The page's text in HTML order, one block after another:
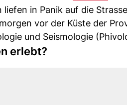
in Panik auf die
vor der Küste der
und Seismologie
erlebt?